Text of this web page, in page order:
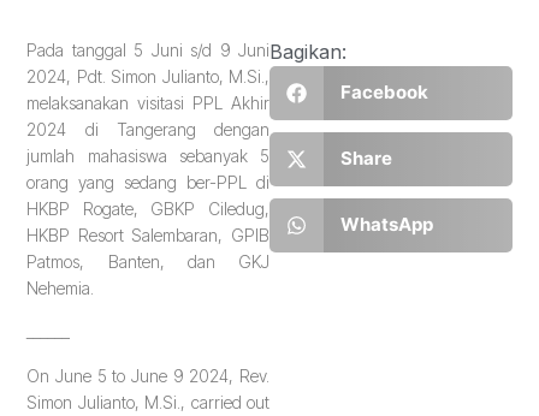
Pada tanggal 5 Juni s/d 9 Juni
2024, Pdt. Simon Julianto, M.Si.,
melaksanakan visitasi PPL Akhir
2024 di Tangerang dengan
jumlah mahasiswa sebanyak 5
orang yang sedang ber-PPL di
HKBP Rogate, GBKP Ciledug,
HKBP Resort Salembaran, GPIB
Patmos, Banten, dan GKJ
Nehemia.
On June 5 to June 9 2024, Rev.
Simon Julianto, M.Si., carried out
Bagikan:
Facebook
Share
WhatsApp